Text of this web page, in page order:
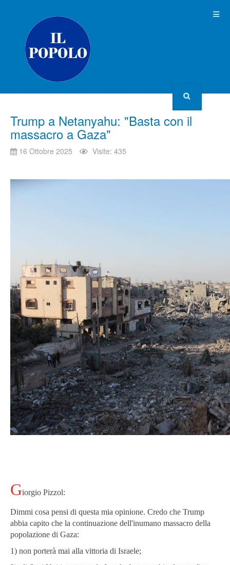
Trump a Netanyahu: "Basta con il
massacro a Gaza"
16 Ottobre 2025 Visite: 435
Giorgio Pizzol:
Dimmi cosa pensi di questa mia opinione. Credo che Trump
abbia capito che la continuazione dell'inumano massacro della
popolazione di Gaza:
1) non porterà mai alla vittoria di Israele;